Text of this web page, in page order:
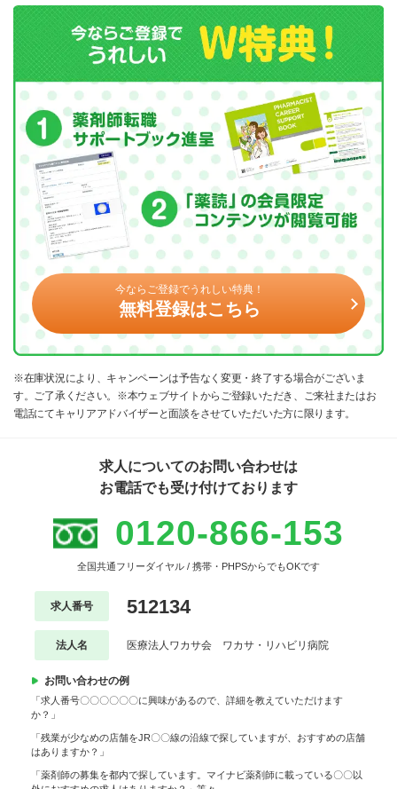
今ならご登録でうれしい特典！
無料登録はこちら
※在庫状況により、キャンペーンは予告なく変更・終了する場合がございま
す。ご了承ください。※本ウェブサイトからご登録いただき、ご来社またはお
電話にてキャリアアドバイザーと面談をさせていただいた方に限ります。
求人についてのお問い合わせは
お電話でも受け付けております
0120-866-153
全国共通フリーダイヤル / 携帯・PHPSからでもOKです
求人番号 512134
法人名 医療法人ワカサ会 ワカサ・リハビリ病院
お問い合わせの例
「求人番号〇〇〇〇〇〇に興味があるので、詳細を教えていただけます
か？」
「残業が少なめの店舗をJR〇〇線の沿線で探していますが、おすすめの店舗
はありますか？」
「薬剤師の募集を都内で探しています。マイナビ薬剤師に載っている〇〇以